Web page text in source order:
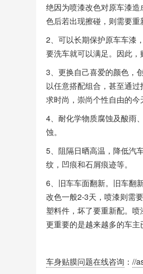
绝因为喷漆改色对原车漆
色后若出现擦碰，则需要重
2、可以长期保护原车车漆
要洗车就可以满足。因此，
3、更换自己喜爱的颜色，
以任意搭配组合，甚至通
求时尚，崇尚个性自由的今
4、耐化学物质腐蚀及酸雨
蚀。
5、阻隔日晒高温，降低汽
纹，凹痕和石屑痕迹等。
6、旧车车面翻新。旧车翻
改色一般2-3天，喷漆则需
塑料件，坏了要重新配。
更重要的是越来越多的车主
车身贴膜问题在线咨询 ： //